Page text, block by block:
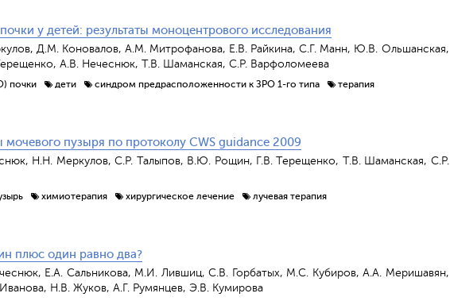
у детей: результаты моноцентрового исследования
Д.М. Коновалов, А.М. Митрофанова, Е.В. Райкина, С.Г. Манн, Ю.В. Ольшанская,
А.В. Нечеснюк, Т.В. Шаманская, С.Р. Варфоломеева
почки дети синдром предрасположенности к ЗРО 1-го типа
терапия
пузыря по протоколу CWS guidance 2009
Н.Н. Меркулов, С.Р. Талыпов, В.Ю. Рощин, Г.В. Терещенко, Т.В. Шаманская, С.Р.
химиотерапия хирургическое лечение
лучевая терапия
плюс один равно два?
Е.А. Сальникова, М.И. Лившиц, С.В. Горбатых, М.С. Кубиров, А.А. Меришавян,
Н.В. Жуков, А.Г. Румянцев, Э.В. Кумирова